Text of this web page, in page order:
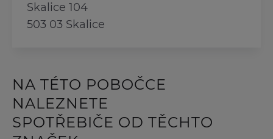
Skalice 104
503 03 Skalice
NA TÉTO POBOČCE
NALEZNETE
SPOTŘEBIČE OD TĚCHTO